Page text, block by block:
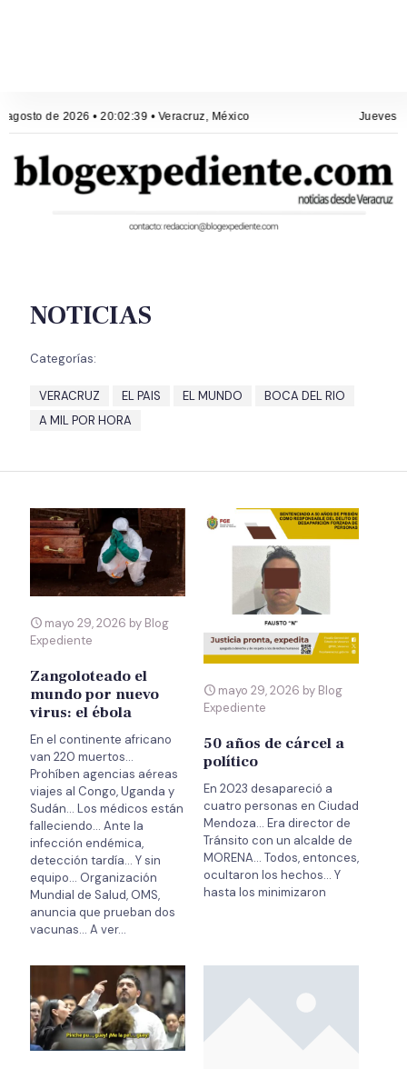
de 2026 • 20:02:39 • Veracruz, México Jueves,
NOTICIAS
Categorías:
VERACRUZ EL PAIS EL MUNDO
BOCA DEL RIO
A MIL POR HORA
mayo 29, 2026 by Blog
Expediente
Zangoloteado el
mundo por nuevo
virus: el ébola
En el continente africano
van 220 muertos…
Prohíben agencias aéreas
viajes al Congo, Uganda y
Sudán… Los médicos están
falleciendo… Ante la
infección endémica,
detección tardía… Y sin
equipo… Organización
Mundial de Salud, OMS,
anuncia que prueban dos
vacunas… A ver…
mayo 29, 2026 by Blog
Expediente
50 años de cárcel a
político
En 2023 desapareció a
cuatro personas en Ciudad
Mendoza… Era director de
Tránsito con un alcalde de
MORENA… Todos, entonces,
ocultaron los hechos… Y
hasta los minimizaron